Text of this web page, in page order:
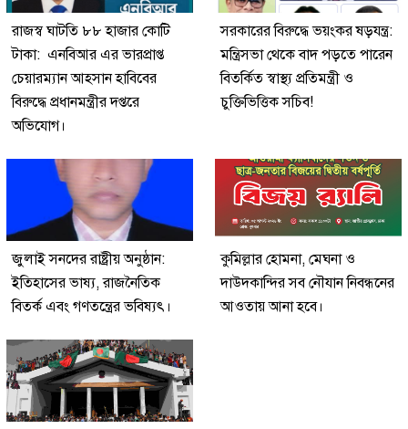
রাজস্ব ঘাটতি ৮৮ হাজার কোটি
টাকা: এনবিআর এর ভারপ্রাপ্ত
চেয়ারম্যান আহসান হাবিবের
বিরুদ্ধে প্রধানমন্ত্রীর দপ্তরে
অভিযোগ।
সরকারের বিরুদ্ধে ভয়ংকর ষড়যন্ত্র:
মন্ত্রিসভা থেকে বাদ পড়তে পারেন
বিতর্কিত স্বাস্থ্য প্রতিমন্ত্রী ও
চুক্তিভিত্তিক সচিব!
জুলাই সনদের রাষ্ট্রীয় অনুষ্ঠান:
ইতিহাসের ভাষ্য, রাজনৈতিক
বিতর্ক এবং গণতন্ত্রের ভবিষ্যৎ।
কুমিল্লার হোমনা, মেঘনা ও
দাউদকান্দির সব নৌযান নিবন্ধনের
আওতায় আনা হবে।